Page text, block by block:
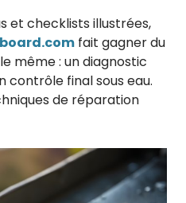
et checklists illustrées,
fait gagner du
même : un diagnostic
contrôle final sous eau.
de réparation